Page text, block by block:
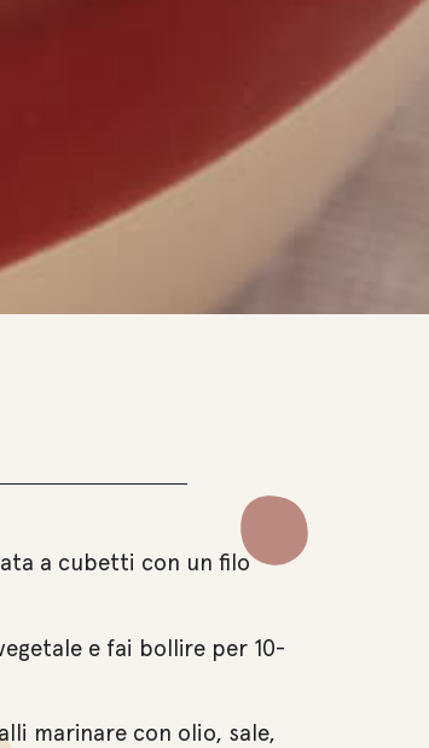
a cubetti con un filo
e fai bollire per 10-
marinare con olio, sale,